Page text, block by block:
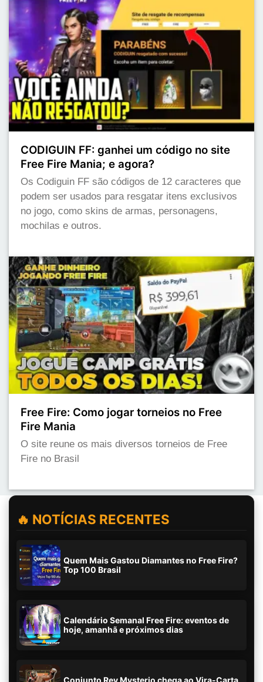
CODIGUIN FF: ganhei um código no site
Free Fire Mania; e agora?
Os Codiguin FF são códigos de 12 caracteres que
podem ser usados para resgatar itens exclusivos
no jogo, como skins de armas, personagens,
mochilas e outros.
Free Fire: Como jogar torneios no Free
Fire Mania
O site reune os mais diversos torneios de Free
Fire no Brasil
🔥 NOTÍCIAS RECENTES
Quem Mais Gastou Diamantes no Free Fire?
Top 100 Brasil
Calendário Semanal Free Fire: eventos de
hoje, amanhã e próximos dias
Conjunto Rey Mysterio chega ao Vira-Carta